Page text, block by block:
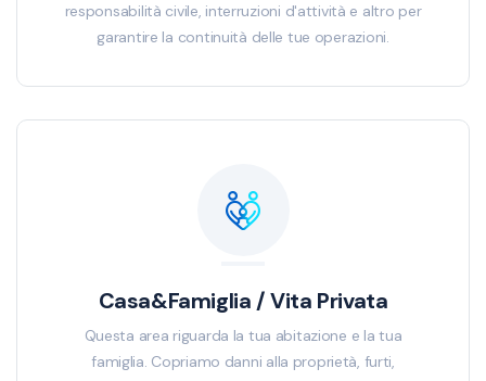
responsabilità civile, interruzioni d'attività e altro per
garantire la continuità delle tue operazioni.
Casa&Famiglia / Vita Privata
Questa area riguarda la tua abitazione e la tua
famiglia. Copriamo danni alla proprietà, furti,